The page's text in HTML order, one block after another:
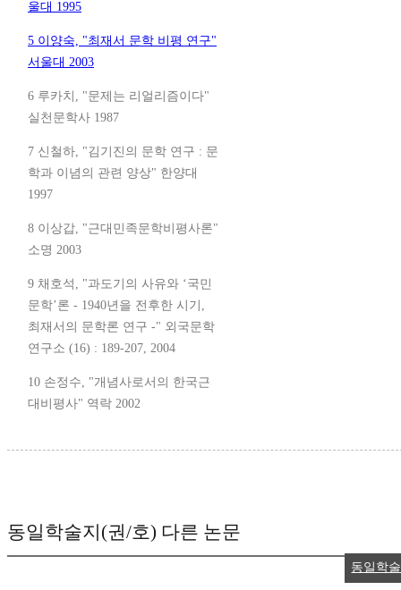
울대 1995
5 이양숙, "최재서 문학 비평 연구"
서울대 2003
6 루카치, "문제는 리얼리즘이다"
실천문학사 1987
7 신철하, "김기진의 문학 연구 : 문
학과 이념의 관련 양상" 한양대
1997
8 이상갑, "근대민족문학비평사론"
소명 2003
9 채호석, "과도기의 사유와 ‘국민
문학’론 - 1940년을 전후한 시기,
최재서의 문학론 연구 -" 외국문학
연구소 (16) : 189-207, 2004
10 손정수, "개념사로서의 한국근
대비평사" 역락 2002
동일학술지(권/호) 다른 논문
동일학